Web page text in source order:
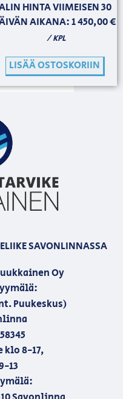
HINTA VIIMEISEN 30
AIKANA:1 450,00€
/ KPL
LISÄÄ OSTOSKORIIN
SAVONLINNASSA
Oy
Puukeskus)
klo 8-17,
13